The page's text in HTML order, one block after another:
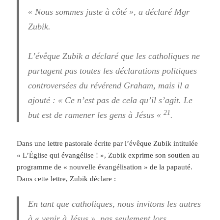
« Nous sommes juste à côté », a déclaré Mgr
Zubik.
L’évêque Zubik a déclaré que les catholiques ne
partagent pas toutes les déclarations politiques
controversées du révérend Graham, mais il a
ajouté : « Ce n’est pas de cela qu’il s’agit. Le
but est de ramener les gens à Jésus « 21 .
Dans une lettre pastorale écrite par l’évêque Zubik intitulée
« L’Église qui évangélise ! », Zubik exprime son soutien au
programme de « nouvelle évangélisation » de la papauté.
Dans cette lettre, Zubik déclare :
En tant que catholiques, nous invitons les autres